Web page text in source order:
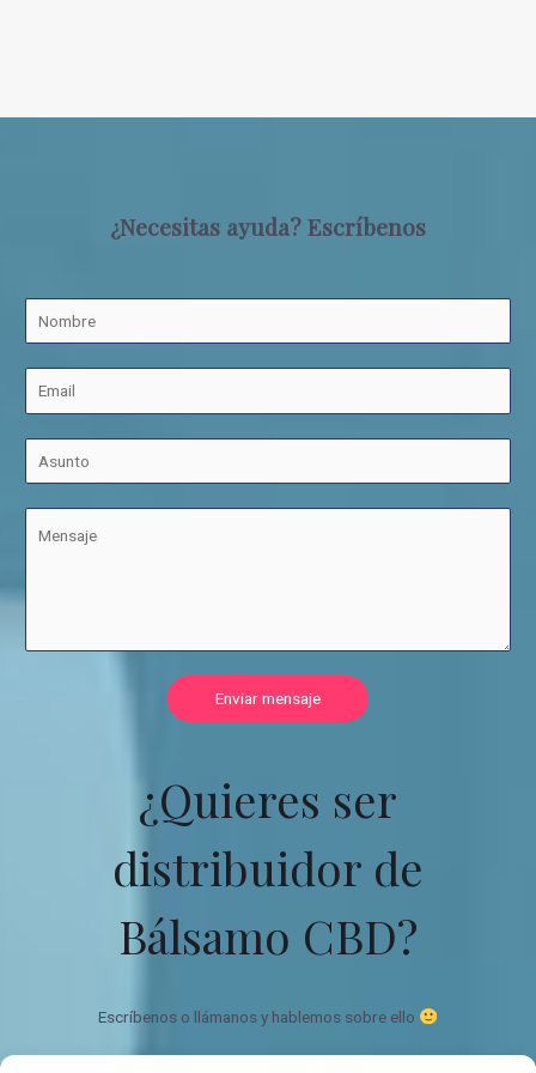
¿Necesitas ayuda? Escríbenos
Enviar mensaje
¿Quieres ser
distribuidor de
Bálsamo CBD?
Escríbenos o llámanos y hablemos sobre ello